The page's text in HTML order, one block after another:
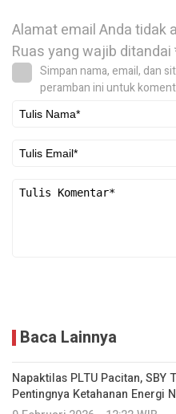
Alamat email Anda tidak
Ruas yang wajib ditandai
Simpan nama, email, dan
peramban ini untuk
Baca Lainnya
Napaktilas PLTU Pacitan, SBY
Pentingnya Ketahanan Energi